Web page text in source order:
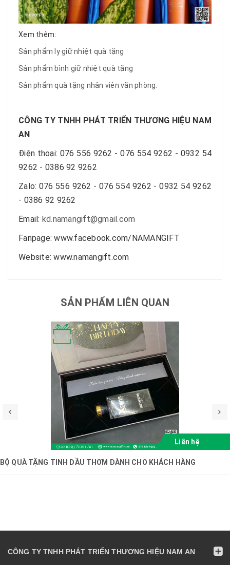
Xem thêm:
Sản phẩm ly giữ nhiệt quà tặng
Sản phẩm bình giữ nhiệt quà tặng
Sản phẩm quà tặng nhân viên văn phòng.
CÔNG TY TNHH PHÁT TRIỂN THƯƠNG HIỆU NAM
AN
Điện thoại: 076 556 9262 - 076 554 9262 - 0932 54
9262 - 0386 92 9262
Zalo: 076 556 9262 - 076 554 9262 - 0932 54 9262
- 0386 92 9262
Email: kd.namangift@gmail.com
Fanpage: www.facebook.com/NAMANGIFT
Website: www.namangift.com
SẢN PHẨM LIÊN QUAN
Liên hệ
BỘ QUÀ TẶNG TINH DẦU THƠM DÀNH CHO KHÁCH HÀNG
CÔNG TY TNHH PHÁT TRIỂN THƯƠNG HIỆU NAM AN